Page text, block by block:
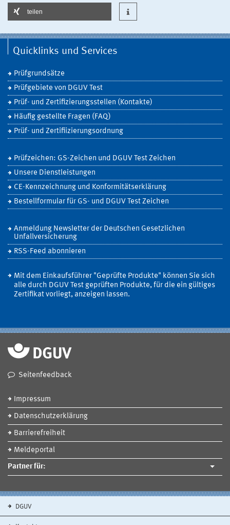
teilen
Quicklinks und Services
Prüfgrundsätze
Prüfgebiete von DGUV Test
Prüf- und Zertifizierungsstellen (Kontakte)
Häufig gestellte Fragen (FAQ)
Prüf- und Zertifiizierungsordnung
Prüfzeichen: GS-Zeichen und DGUV Test Zeichen
Unsere Dienstleistungen
CE-Kennzeichnung und Konformitätserklärung
Bestellformular für GS- und DGUV Test Zeichen
Anmeldung Newsletter der Deutschen Gesetzlichen
Unfallversicherung
RSS-Feed abonnieren
Mit dem Einkaufsführer "Geprüfte Produkte" können Sie sich
alle durch DGUV Test geprüften Produkte, für die ein gültiges
Zertifikat vorliegt, anzeigen lassen.
Seitenfeedback
Impressum
Datenschutzerklärung
Barrierefreiheit
Meldeportal
Partner für:
DGUV